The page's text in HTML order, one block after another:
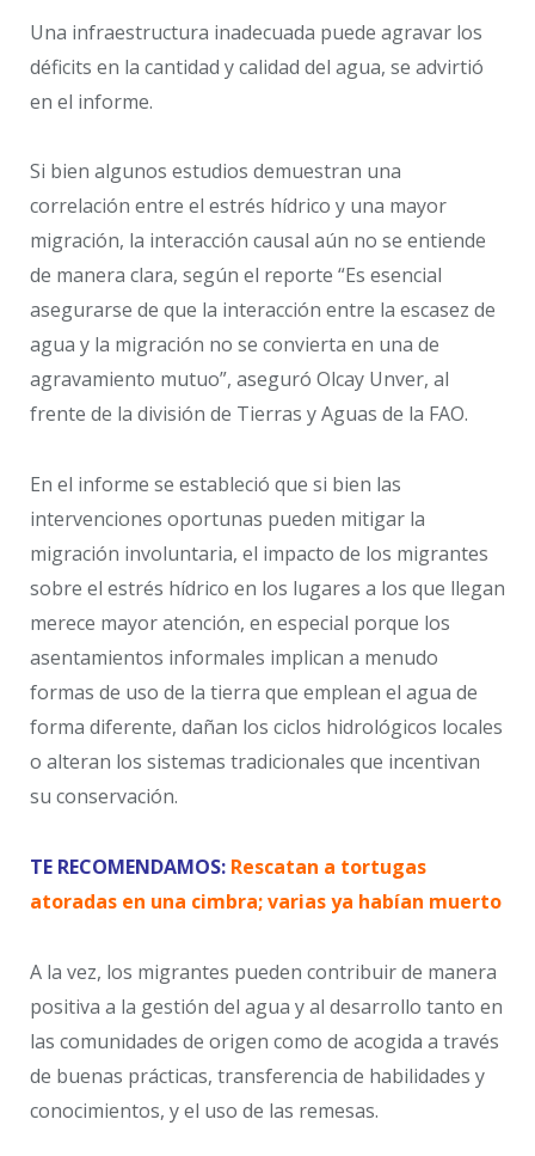
Una infraestructura inadecuada puede agravar los
déficits en la cantidad y calidad del agua, se advirtió
en el informe.
Si bien algunos estudios demuestran una
correlación entre el estrés hídrico y una mayor
migración, la interacción causal aún no se entiende
de manera clara, según el reporte “Es esencial
asegurarse de que la interacción entre la escasez de
agua y la migración no se convierta en una de
agravamiento mutuo”, aseguró Olcay Unver, al
frente de la división de Tierras y Aguas de la FAO.
En el informe se estableció que si bien las
intervenciones oportunas pueden mitigar la
migración involuntaria, el impacto de los migrantes
sobre el estrés hídrico en los lugares a los que llegan
merece mayor atención, en especial porque los
asentamientos informales implican a menudo
formas de uso de la tierra que emplean el agua de
forma diferente, dañan los ciclos hidrológicos locales
o alteran los sistemas tradicionales que incentivan
su conservación.
TE RECOMENDAMOS: Rescatan a tortugas
atoradas en una cimbra; varias ya habían muerto
A la vez, los migrantes pueden contribuir de manera
positiva a la gestión del agua y al desarrollo tanto en
las comunidades de origen como de acogida a través
de buenas prácticas, transferencia de habilidades y
conocimientos, y el uso de las remesas.